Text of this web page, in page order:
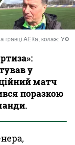
гравці АЕКа, колаж: УФ
у
матч
поразкою